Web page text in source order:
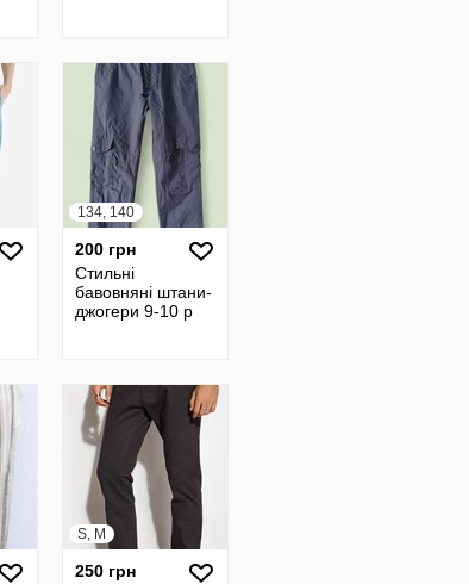
134, 140
200 грн
Стильні
бавовняні штани-
джогери 9-10 р
S, M
250 грн